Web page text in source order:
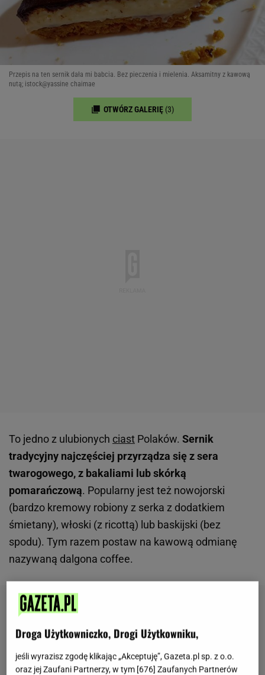
Przepis na ten sernik dała mi babcia. Bez pieczenia i mielenia. Aksamitny z kawową
nutą; istock@yassine chaimae
OTWÓRZ GALERIĘ (3)
To jedno z ulubionych ciast Polaków. Sernik
tradycyjny najczęściej przyrządza się z sera
twarogowego, z bakaliami lub skórką
pomarańczową. Popularny jest też nowojorski
(bardzo kremowy robiony z serka z dodatkiem
śmietany), włoski (z ricottą) lub baskijski (bez
spodu). Tym razem postaw na kawową odmianę
nazywaną dalgona coffee.
Droga Użytkowniczko, Drogi Użytkowniku,
jeśli wyrazisz zgodę klikając „Akceptuję”, Gazeta.pl sp. z o.o.
oraz jej Zaufani Partnerzy, w tym [676] Zaufanych Partnerów